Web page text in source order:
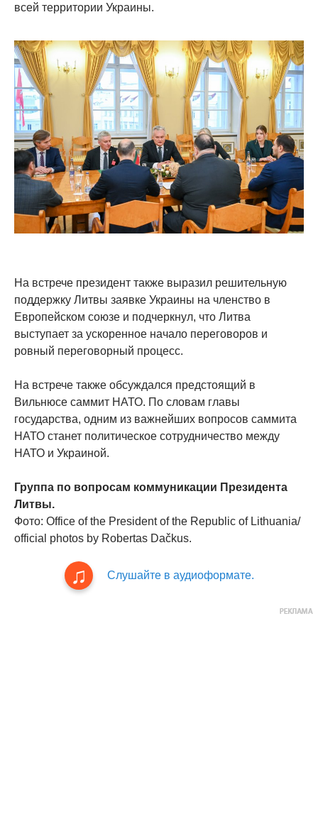
всей территории Украины.
На встрече президент также выразил решительную
поддержку Литвы заявке Украины на членство в
Европейском союзе и подчеркнул, что Литва
выступает за ускоренное начало переговоров и
ровный переговорный процесс.
На встрече также обсуждался предстоящий в
Вильнюсе саммит НАТО. По словам главы
государства, одним из важнейших вопросов саммита
НАТО станет политическое сотрудничество между
НАТО и Украиной.
Группа по вопросам коммуникации Президента
Литвы.
Фото: Office of the President of the Republic of Lithuania/
official photos by Robertas Dačkus.
Слушайте в аудиоформате.